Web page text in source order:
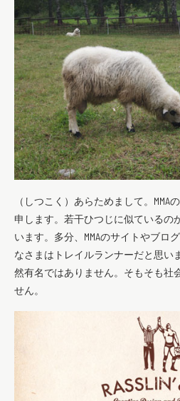
（しつこく）あらためまして。MMA
申します。若干ひつじに似ているの
います。多分、MMAのサイトやブロ
なさまはトレイルランナーだと思い
然有名ではありません。そもそも社
せん。